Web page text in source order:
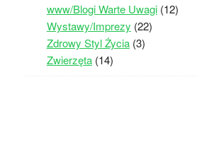
www/Blogi Warte Uwagi(12)
Wystawy/Imprezy (22)
Zdrowy Styl Życia(3)
Zwierzęta(14)